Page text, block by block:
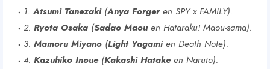
1.Atsumi Tanezaki (Anya Forgeren SPY x FAMILY).
2. Ryota Osaka (Sadao Maouen Hataraku! Maou-sama).
3. Mamoru Miyano (Light Yagamien Death Note).
4. Kazuhiko Inoue(Kakashi Hatakeen Naruto).